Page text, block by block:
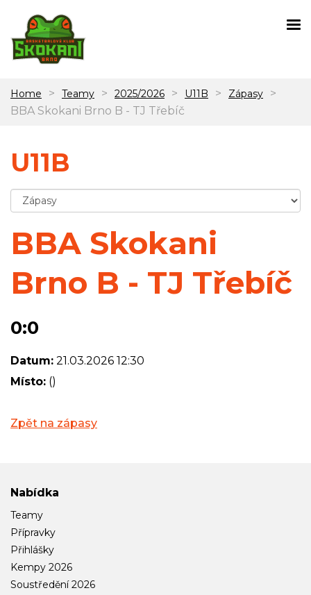
Home > Teamy > 2025/2026 > U11B > Zápasy
>
BBA Skokani Brno B - TJ Třebíč
U11B
BBA Skokani
Brno B - TJ Třebíč
0:0
Datum: 21.03.2026 12:30
Místo: ()
Zpět na zápasy
Nabídka
Teamy
Přípravky
Přihlášky
Kempy 2026
Soustředění 2026